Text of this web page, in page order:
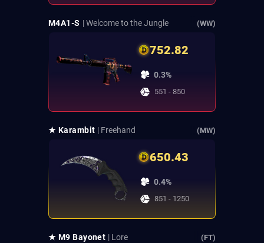
M4A1-S | Welcome to the Jungle (WW)
752.82
0.3%
551 - 850
★ Karambit | Freehand (MW)
650.43
0.4%
851 - 1250
★ M9 Bayonet | Lore (FT)